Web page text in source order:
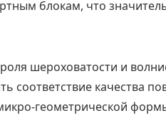
блокам, что
шероховатости и
соответствие качества
геометрической